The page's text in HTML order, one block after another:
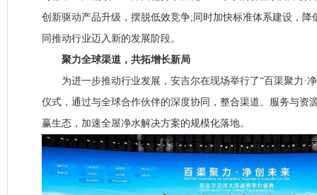
创新驱动产品升级，摆脱低效竞争;同时加快标准体系建设，降
同推动行业迈入新的发展阶段。
聚力全球渠道，共拓增长新局
为进一步推动行业发展，安吉尔在现场举行了“百渠聚力·
仪式，通过与全球合作伙伴的深度协同，整合渠道、服务与资
赢生态，加速全屋净水解决方案的规模化落地。